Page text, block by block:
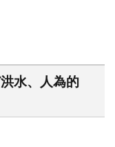
水、人為的